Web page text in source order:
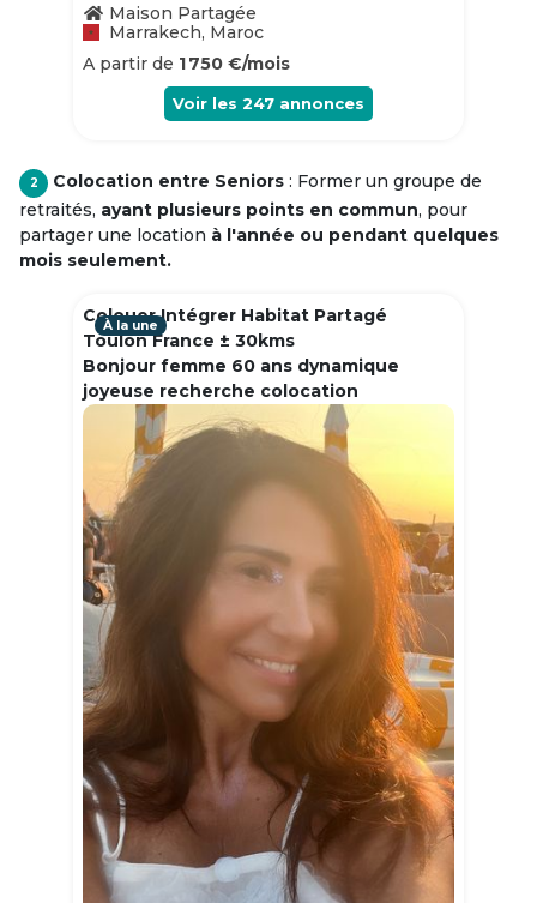
Maison Partagée
Marrakech, Maroc
A partir de 1 750 €/mois
Voir les 247 annonces
2 Colocation entre Seniors : Former un groupe de
retraités, ayant plusieurs points en commun, pour
partager une location à l'année ou pendant quelques
mois seulement.
Colouer Intégrer Habitat Partagé
Toulon France ± 30kms
Bonjour femme 60 ans dynamique
joyeuse recherche colocation
À la une